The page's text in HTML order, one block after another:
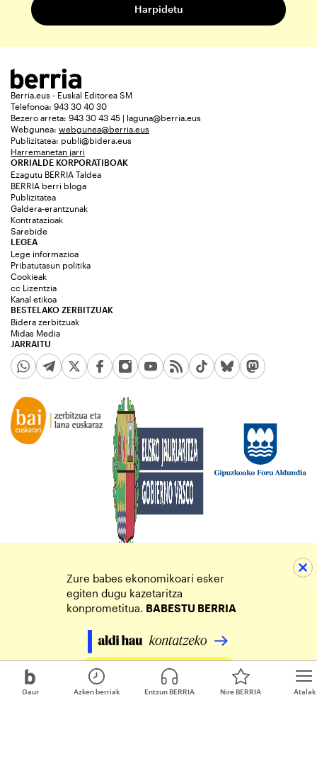
Gaur Atalak
Azken berriak Entzun BERRIA Nire BERRIA
Berria.eus - Euskal Editorea SM
Telefonoa: 943 30 40 30
Bezero arreta: 943 30 43 45 | laguna@berria.eus
Webgunea: webgunea@berria.eus
Publizitatea: publi@bidera.eus
Harremanetan jarri
ORRIALDE KORPORATIBOAK
Ezagutu BERRIA Taldea
BERRIA berri bloga
Publizitatea
Galdera-erantzunak
Kontratazioak
Sarebide
JARRAITU
LEGEA
Lege informazioa
Pribatutasun politika
Cookieak
cc Lizentzia
Kanal etikoa
BESTELAKO ZERBITZUAK
Bidera zerbitzuak
Midas Media
Zure babes ekonomikoari esker
egiten dugu kazetaritza
konprometitua. BABESTU BERRIA
Egin zure ekarpena